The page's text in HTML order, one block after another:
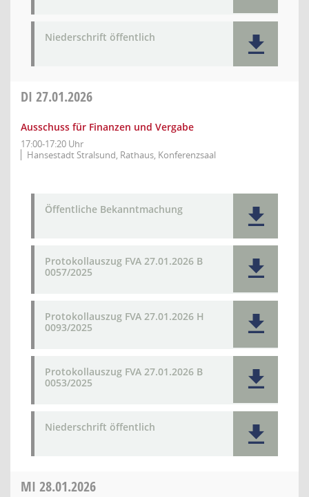
Niederschrift öffentlich
DI 27.01.2026
Ausschuss für Finanzen und Vergabe
17:00-17:20 Uhr
Hansestadt Stralsund, Rathaus, Konferenzsaal
Öffentliche Bekanntmachung
Protokollauszug FVA 27.01.2026 B
0057/2025
Protokollauszug FVA 27.01.2026 H
0093/2025
Protokollauszug FVA 27.01.2026 B
0053/2025
Niederschrift öffentlich
MI 28.01.2026